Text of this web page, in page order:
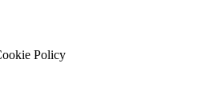
Policy